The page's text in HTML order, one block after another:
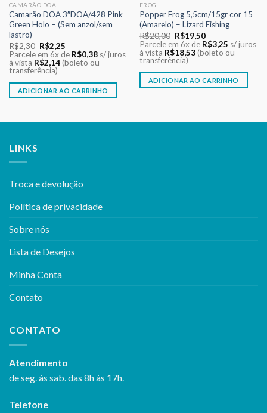
CAMARÃO DOA
Camarão DOA 3″DOA/428 Pink
Green Holo – (Sem anzol/sem
lastro)
R$2,30 O
preço
original
era:
R$2,30.
R$2,25O
preço
atual
é:
Parcele em 6x de R$0,38 s/ juros
à vista R$2,14 (boleto ou
transferência)
ADICIONAR AO CARRINHO
FROG
Popper Frog 5,5cm/15gr cor 15
(Amarelo) – Lizard Fishing
R$20,00 O
preço
original
era:
R$20,00.
R$19,50O
preço
atual
é:
Parcele em 6x de R$3,25 s/ juros
à vista R$18,53 (boleto ou
transferência)
ADICIONAR AO CARRINHO
LINKS
Troca e devolução
Política de privacidade
Sobre nós
Lista de Desejos
Minha Conta
Contato
CONTATO
Atendimento
de seg. às sab. das 8h às 17h.
Telefone